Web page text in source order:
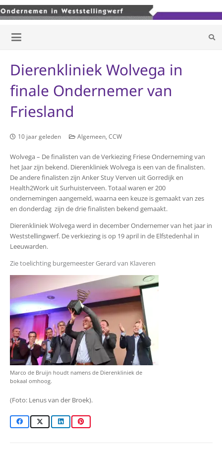
Dierenkliniek Wolvega in
finale Ondernemer van
Friesland
10 jaar geleden Algemeen ,CCW
Wolvega – De finalisten van de Verkiezing Friese Onderneming van
het Jaar zijn bekend. Dierenkliniek Wolvega is een van de finalisten.
De andere finalisten zijn Anker Stuy Verven uit Gorredijk en
Health2Work uit Surhuisterveen. Totaal waren er 200
ondernemingen aangemeld, waarna een keuze is gemaakt van zes
en donderdag zijn de drie finalisten bekend gemaakt.
Dierenkliniek Wolvega werd in december Ondernemer van het jaar in
Weststellingwerf. De verkiezing is op 19 april in de Elfstedenhal in
Leeuwarden.
Zie toelichting burgemeester Gerard van Klaveren
Marco de Bruijn houdt namens de Dierenkliniek de
bokaal omhoog.
(Foto: Lenus van der Broek).